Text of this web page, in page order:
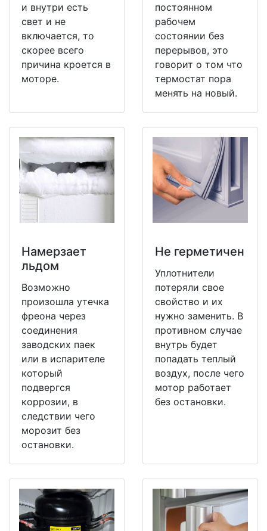
и внутри есть
свет и не
включается, то
скорее всего
причина кроется в
моторе.
постоянном
рабочем
состоянии без
перерывов, это
говорит о том что
термостат пора
менять на новый.
Намерзает
льдом
Возможно
произошла утечка
фреона через
соединения
заводских паек
или в испарителе
который
подвергся
коррозии, в
следствии чего
морозит без
остановки.
Не герметичен
Уплотнители
потеряли свое
свойство и их
нужно заменить. В
противном случае
внутрь будет
попадать теплый
воздух, после чего
мотор работает
без остановки.